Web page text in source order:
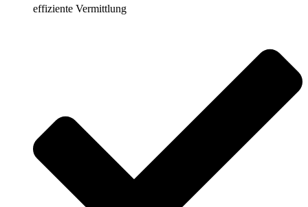
effiziente Vermittlung